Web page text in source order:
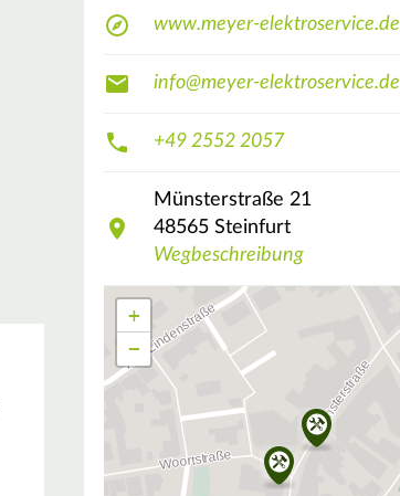
www.meyer-elektroservice.de
info@meyer-elektroservice.de
+49 2552 2057
Münsterstraße 21
48565 Steinfurt
Wegbeschreibung
+
−